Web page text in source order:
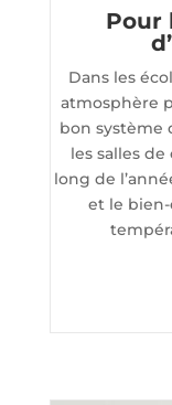
Pour
Dans les
atmosphère
bon système
les salles
long de
et le